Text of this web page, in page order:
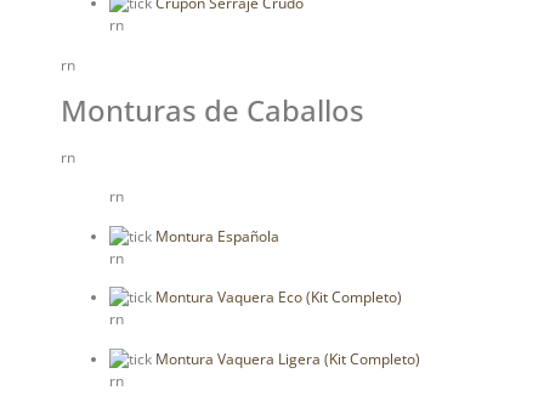
rn
rn
Monturas de Caballos
rn
rn
Montura Española
rn
Montura Vaquera Eco (Kit Completo)
rn
Montura Vaquera Ligera (Kit Completo)
rn